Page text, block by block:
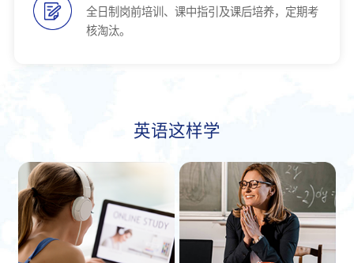
全日制岗前培训、课中指引及课后培养，定期考
核淘汰。
英语这样学